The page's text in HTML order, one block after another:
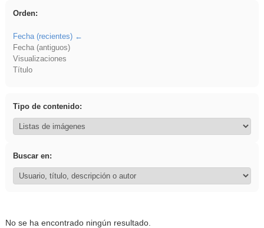
Orden:
Fecha (recientes)
Fecha (antiguos)
Visualizaciones
Título
Tipo de contenido:
Buscar en:
No se ha encontrado ningún resultado.